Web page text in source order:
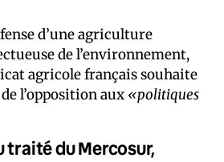
d’une agriculture
de l’environnement,
agricole français souhaite
l’opposition aux «politiques
traité du Mercosur,